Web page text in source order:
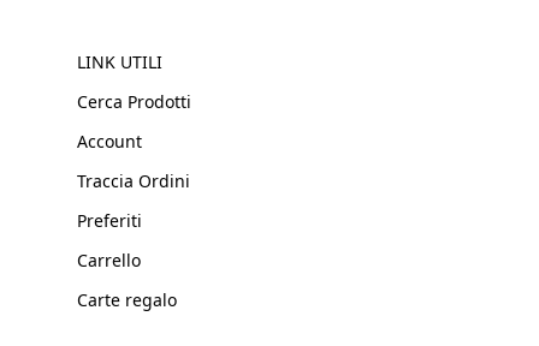
LINK UTILI
Cerca Prodotti
Account
Traccia Ordini
Preferiti
Carrello
Carte regalo